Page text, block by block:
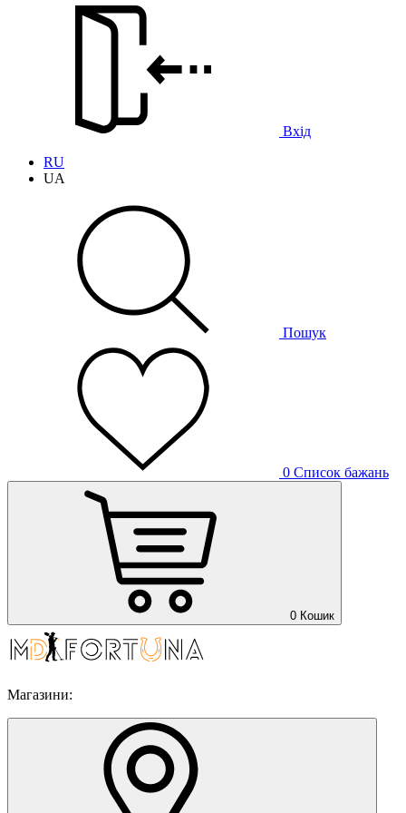
Вхід
RU
UA
Пошук
0 Список бажань
0 Кошик
Магазини: